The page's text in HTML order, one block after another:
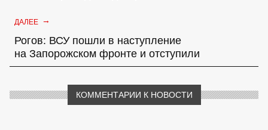
ДАЛЕЕ →
Рогов: ВСУ пошли в наступление
на Запорожском фронте и отступили
КОММЕНТАРИИ К НОВОСТИ